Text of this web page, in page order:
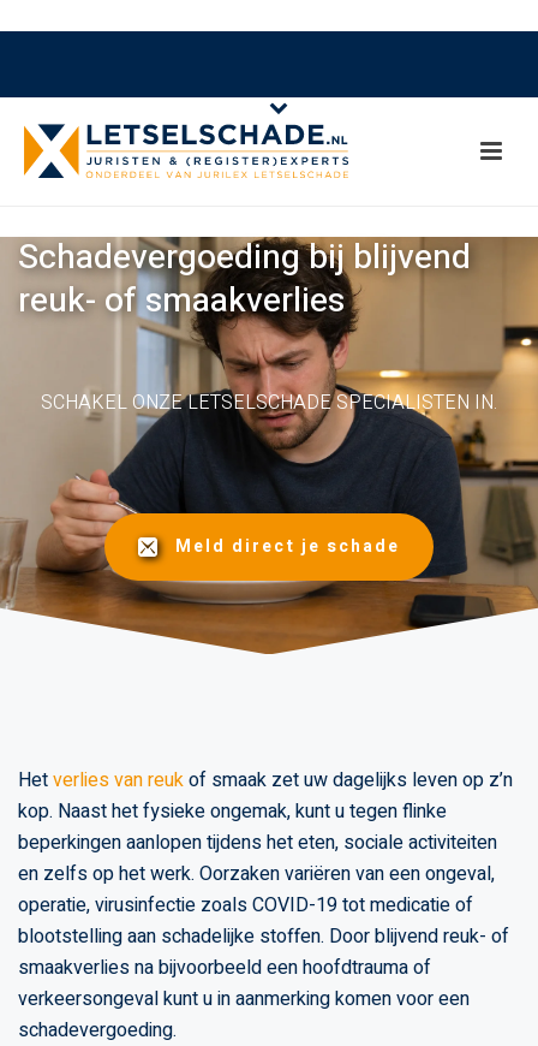
Schadevergoeding bij blijvend
reuk- of smaakverlies
SCHAKEL ONZE LETSELSCHADE SPECIALISTEN IN.
Meld direct je schade
Hetverlies van reukof smaak zet uw dagelijks leven op z’n
kop. Naast het fysieke ongemak, kunt u tegen flinke
beperkingen aanlopen tijdens het eten, sociale activiteiten
en zelfs op het werk. Oorzaken variëren van een ongeval,
operatie, virusinfectie zoals COVID-19 tot medicatie of
blootstelling aan schadelijke stoffen. Door blijvend reuk- of
smaakverlies na bijvoorbeeld een hoofdtrauma of
verkeersongeval kunt u in aanmerking komen voor een
schadevergoeding.